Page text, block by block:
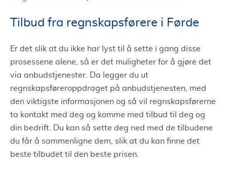
Tilbud fra regnskapsførere i Førde
Er det slik at du ikke har lyst til å sette i gang disse
prosessene alene, så er det muligheter for å gjøre det
via anbudstjenester. Da legger du ut
regnskapsføreroppdraget på anbudstjenesten, med
den viktigste informasjonen og så vil regnskapsførerne
ta kontakt med deg og komme med tilbud til deg og
din bedrift. Du kan så sette deg ned med de tilbudene
du får å sammenligne dem, slik at du kan finne det
beste tilbudet til den beste prisen.